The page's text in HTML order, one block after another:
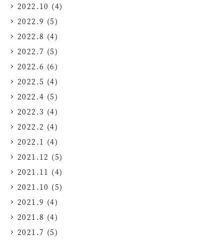
2022.10 (4)
2022.9 (5)
2022.8 (4)
2022.7 (5)
2022.6 (6)
2022.5 (4)
2022.4 (5)
2022.3 (4)
2022.2 (4)
2022.1 (4)
2021.12 (5)
2021.11 (4)
2021.10 (5)
2021.9 (4)
2021.8 (4)
2021.7 (5)